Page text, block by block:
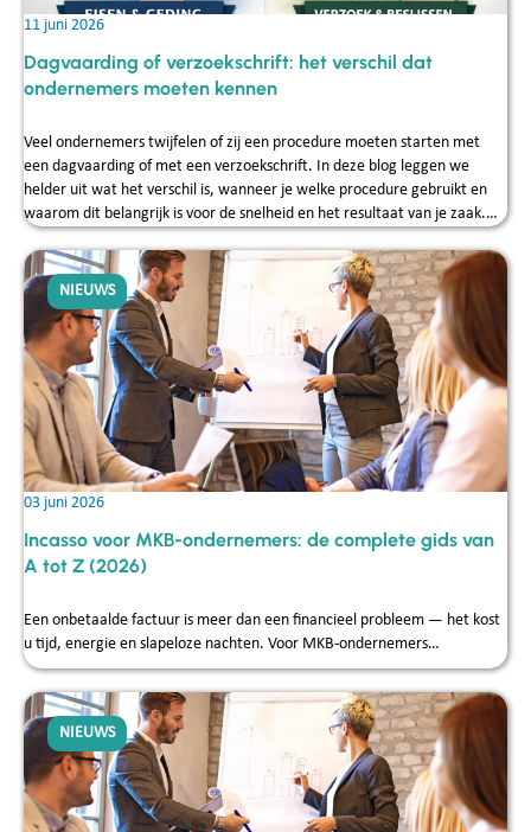
11 juni 2026
Dagvaarding of verzoekschrift: het verschil dat
ondernemers moeten kennen
Veel ondernemers twijfelen of zij een procedure moeten starten met
een dagvaarding of met een verzoekschrift. In deze blog leggen we
helder uit wat het verschil is, wanneer je welke procedure gebruikt en
waarom dit belangrijk is voor de snelheid en het resultaat van je zaak.
de juiste juridische route, zodat fouten worden voorkomen en
vorderingen effectief kunnen worden geïncasseerd.
NIEUWS
03 juni 2026
Incasso voor MKB-ondernemers: de complete gids van
A tot Z (2026)
Een onbetaalde factuur is meer dan een financieel probleem — het kost
u tijd, energie en slapeloze nachten. Voor MKB-ondernemers…
NIEUWS